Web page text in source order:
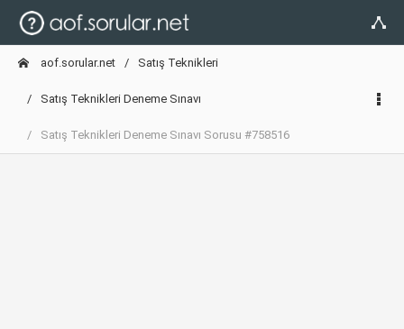
aof.sorular.net Satış Teknikleri
Satış Teknikleri Deneme Sınavı
Satış Teknikleri Deneme Sınavı Sorusu #758516